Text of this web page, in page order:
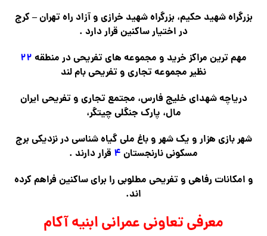
بزرگراه شهید حکیم، بزرگراه شهید خرازی و آزاد راه تهران – کرج
در اختیار ساکنین قرار دارد .
مهم ترین مراکز خرید و مجموعه های تفریحی در منطقه ۲۲
نظیر مجموعه تجاری و تفریحی بام لند
دریاچه شهدای خلیج فارس، مجتمع تجاری و تفریحی ایران
مال، پارک جنگلی چیتگر،
شهر بازی هزار و یک شهر و باغ ملی گیاه شناسی در نزدیکی برج
مسکونی نارنجستان ۴ قرار دارند .
و امکانات رفاهی و تفریحی مطلوبی را برای ساکنین فراهم کرده
اند.
معرفی تعاونی عمرانی ابنیه آکام